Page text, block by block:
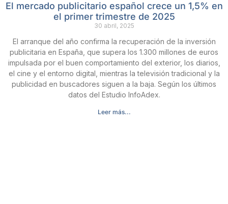
El mercado publicitario español crece un 1,5% en
el primer trimestre de 2025
30 abril, 2025
El arranque del año confirma la recuperación de la inversión
publicitaria en España, que supera los 1.300 millones de euros
impulsada por el buen comportamiento del exterior, los diarios,
el cine y el entorno digital, mientras la televisión tradicional y la
publicidad en buscadores siguen a la baja. Según los últimos
datos del Estudio InfoAdex.
Leer más...